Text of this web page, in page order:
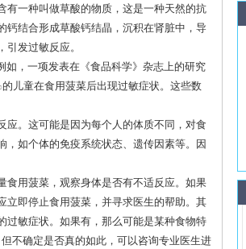
有一种叫做草酸的物质，这是一种天然的抗
结合形成草酸钙结晶，沉积在肾脏中，导
发过敏反应。
，一项发表在《食品科学》杂志上的研究
儿童在食用菠菜后出现过敏症状。这些数
。这可能是因为每个人的体质不同，对食
如个体的免疫系统状态、遗传因素等。因
食用菠菜，观察身体是否有不适反应。如果
立即停止食用菠菜，并寻求医生的帮助。其
过敏症状。如果有，那么可能是某种食物特
不确定是否真的如此，可以咨询专业医生进